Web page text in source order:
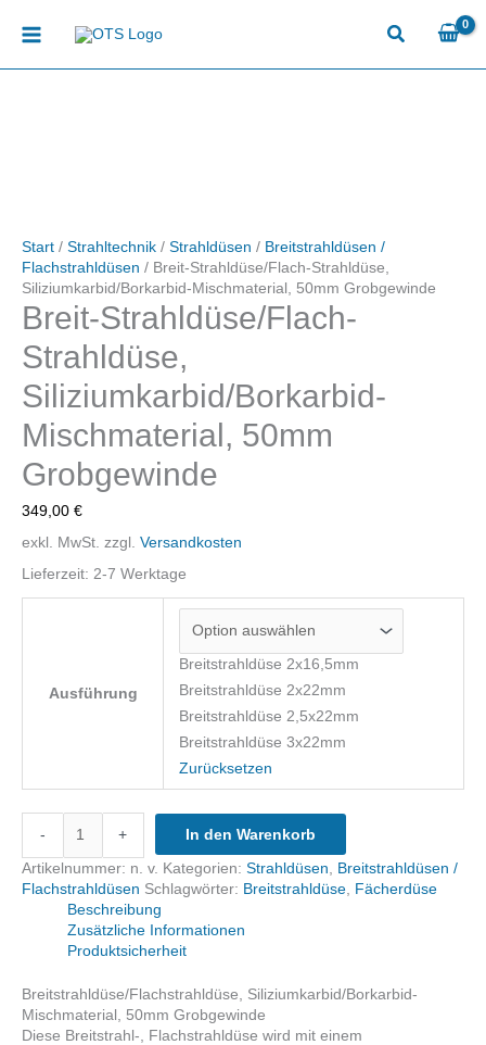
Inhalt
Start / Strahltechnik / Strahldüsen / Breitstrahldüsen /
Flachstrahldüsen / Breit-Strahldüse/Flach-Strahldüse,
Siliziumkarbid/Borkarbid-Mischmaterial, 50mm Grobgewinde
Breit-Strahldüse/Flach-
Strahldüse,
Siliziumkarbid/Borkarbid-
Mischmaterial, 50mm
Grobgewinde
349,00 €
exkl. MwSt. zzgl. Versandkosten
Lieferzeit: 2-7 Werktage
Ausführung
Breitstrahldüse 2x16,5mm
Breitstrahldüse 2x22mm
Breitstrahldüse 2,5x22mm
Breitstrahldüse 3x22mm
Zurücksetzen
-
Strahldüse/Flach-
Strahldüse,
Siliziumkarbid/Borkarbid-
Mischmaterial,
Grobgewinde
+
In den Warenkorb
Artikelnummer: n. v. Kategorien: Strahldüsen
Breitstrahldüsen /
Flachstrahldüsen Schlagwörter: Breitstrahldüse Fächerdüse
Beschreibung
Zusätzliche Informationen
Produktsicherheit
Breitstrahldüse/Flachstrahldüse, Siliziumkarbid/Borkarbid-
Mischmaterial, 50mm Grobgewinde
Diese Breitstrahl-, Flachstrahldüse wird mit einem